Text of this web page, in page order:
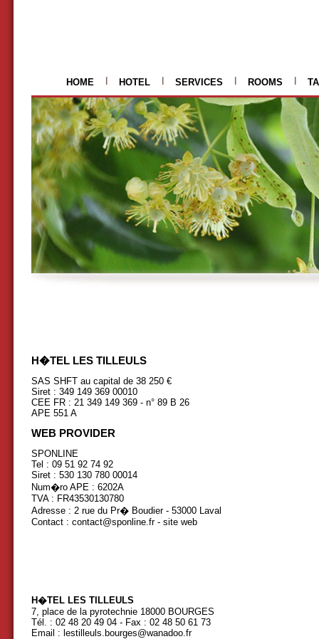
HOME HOTEL SERVICES ROOMS
H�TEL LES TILLEULS
SAS SHFT au capital de 38 250 €
Siret : 349 149 369 00010
CEE FR : 21 349 149 369 - n° 89 B 26
APE 551 A
WEB PROVIDER
SPONLINE
Tel : 09 51 92 74 92
Siret : 530 130 780 00014
Num�ro APE : 6202A
TVA : FR43530130780
Adresse : 2 rue du Pr� Boudier - 53000 Laval
Contact : contact@sponline.fr - site web
H�TEL LES TILLEULS
7, place de la pyrotechnie 18000 BOURGES
Tél. : 02 48 20 49 04 - Fax : 02 48 50 61 73
Email : lestilleuls.bourges@wanadoo.fr